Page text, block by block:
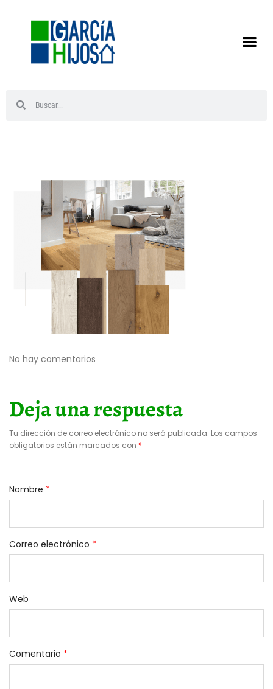
No hay comentarios
Deja una respuesta
Tu dirección de correo electrónico no será publicada. Los campos
obligatorios están marcados con *
Nombre *
Correo electrónico *
Web
Comentario *